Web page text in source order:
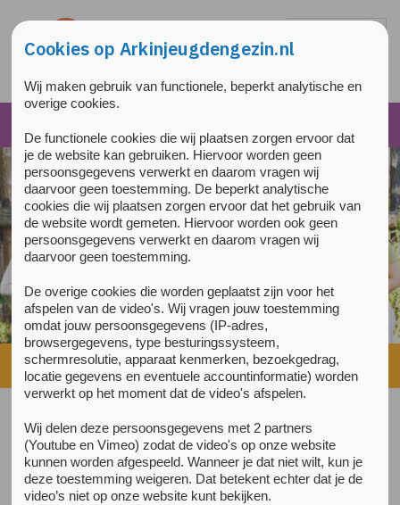
Home»Voorlichting en training»Agenda
Agenda
Je ziet hier een overzicht van de cursussen in 2026
Cookies op Arkinjeugdengezin.nl
Wij maken gebruik van functionele, beperkt analytische en
overige cookies.
De functionele cookies die wij plaatsen zorgen ervoor dat
je de website kan gebruiken. Hiervoor worden geen
persoonsgegevens verwerkt en daarom vragen wij
daarvoor geen toestemming. De beperkt analytische
cookies die wij plaatsen zorgen ervoor dat het gebruik van
de website wordt gemeten. Hiervoor worden ook geen
persoonsgegevens verwerkt en daarom vragen wij
daarvoor geen toestemming.
De overige cookies die worden geplaatst zijn voor het
afspelen van de video's. Wij vragen jouw toestemming
omdat jouw persoonsgegevens (IP-adres,
browsergegevens, type besturingssysteem,
schermresolutie, apparaat kenmerken, bezoekgedrag,
locatie gegevens en eventuele accountinformatie) worden
verwerkt op het moment dat de video's afspelen.
Wij delen deze persoonsgegevens met 2 partners
(Youtube en Vimeo) zodat de video's op onze website
kunnen worden afgespeeld. Wanneer je dat niet wilt, kun je
deze toestemming weigeren. Dat betekent echter dat je de
video’s niet op onze website kunt bekijken.